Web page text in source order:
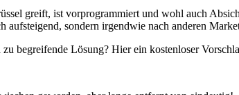
greift, ist vorprogrammiert und wohl auch
aufsteigend, sondern irgendwie nach anderen
begreifende Lösung? Hier ein kostenloser